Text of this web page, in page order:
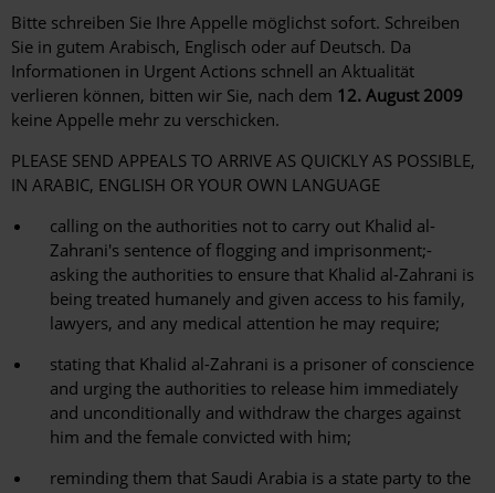
Bitte schreiben Sie Ihre Appelle möglichst sofort. Schreiben
Sie in gutem Arabisch, Englisch oder auf Deutsch. Da
Informationen in Urgent Actions schnell an Aktualität
verlieren können, bitten wir Sie, nach dem 12. August 2009
keine Appelle mehr zu verschicken.
PLEASE SEND APPEALS TO ARRIVE AS QUICKLY AS POSSIBLE,
IN ARABIC, ENGLISH OR YOUR OWN LANGUAGE
calling on the authorities not to carry out Khalid al-
Zahrani's sentence of flogging and imprisonment;-
asking the authorities to ensure that Khalid al-Zahrani is
being treated humanely and given access to his family,
lawyers, and any medical attention he may require;
stating that Khalid al-Zahrani is a prisoner of conscience
and urging the authorities to release him immediately
and unconditionally and withdraw the charges against
him and the female convicted with him;
reminding them that Saudi Arabia is a state party to the